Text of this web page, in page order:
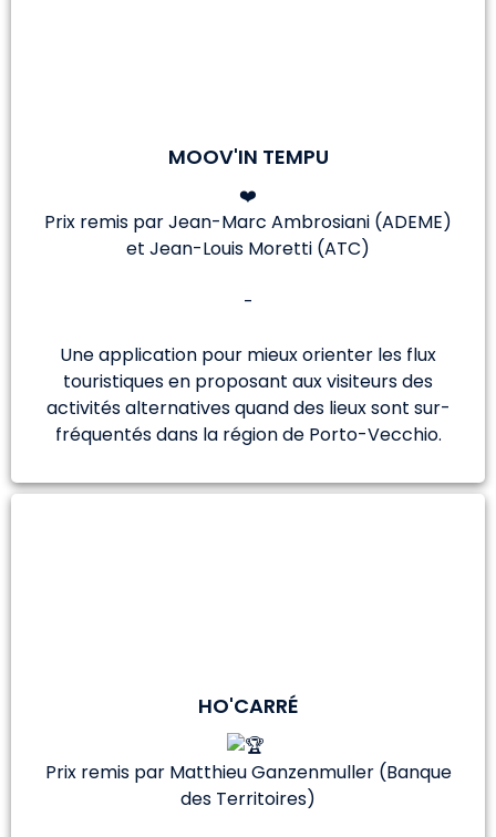
MOOV'IN TEMPU
❤️
Prix remis par Jean-Marc Ambrosiani (ADEME)
et Jean-Louis Moretti (ATC)
-
Une application pour mieux orienter les flux
touristiques en proposant aux visiteurs des
activités alternatives quand des lieux sont sur-
fréquentés dans la région de Porto-Vecchio.
HO'CARRÉ
Prix remis par Matthieu Ganzenmuller (Banque
des Territoires)